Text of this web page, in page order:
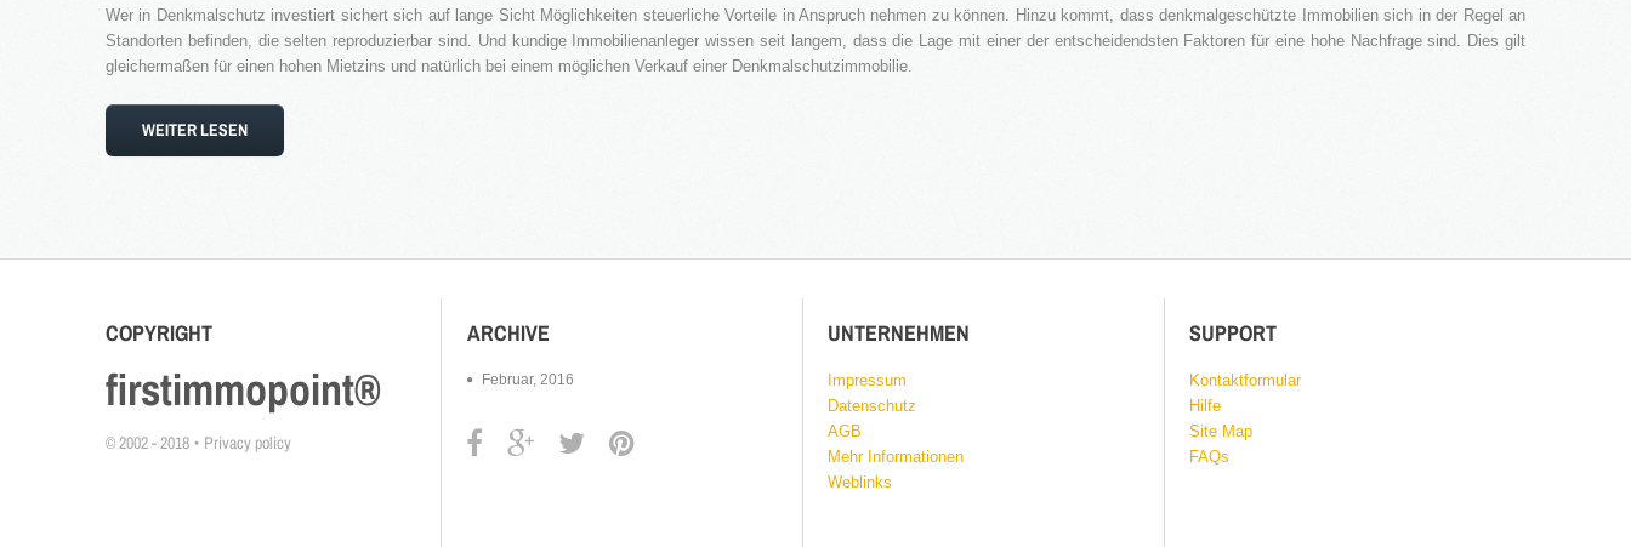
Wer in Denkmalschutz investiert sichert sich auf lange Sicht Möglichkeiten steuerliche Vorteile in Anspruch nehmen zu können. Hinzu kommt, dass denkmalgeschützte Immobilien sich in der Regel an
Standorten befinden, die selten reproduzierbar sind. Und kundige Immobilienanleger wissen seit langem, dass die Lage mit einer der entscheidendsten Faktoren für eine hohe Nachfrage sind. Dies gilt
gleichermaßen für einen hohen Mietzins und natürlich bei einem möglichen Verkauf einer Denkmalschutzimmobilie.
WEITER LESEN
SUPPORT
Kontaktformular
Hilfe
Site Map
FAQs
UNTERNEHMEN
Impressum
Datenschutz
AGB
Mehr Informationen
Weblinks
ARCHIVE
Februar, 2016
COPYRIGHT
firstimmopoint®
© 2002 - 2018 Privacy policy